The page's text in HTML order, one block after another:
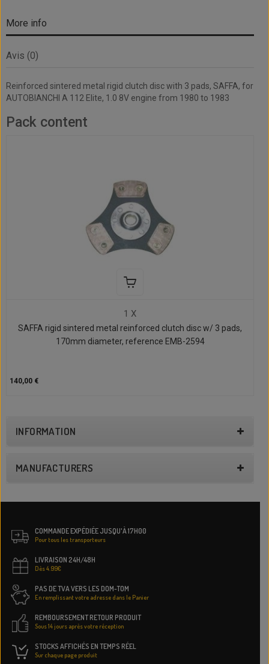
More info
Avis (0)
Reinforced sintered metal rigid clutch disc with 3 pads, SAFFA, for
AUTOBIANCHI A 112 Elite, 1.0 8V engine from 1980 to 1983
Pack content
1 X
SAFFA rigid sintered metal reinforced clutch disc w/ 3 pads,
170mm diameter, reference EMB-2594
140,00 €
INFORMATION
MANUFACTURERS
COMMANDE EXPÉDIÉE JUSQU'À 17H00
Pour tous les transporteurs
LIVRAISON 24H/48H
Dès 4.99€
PAS DE TVA VERS LES DOM-TOM
En remplissant votre adresse dans le Panier
REMBOURSEMENT RETOUR PRODUIT
Sous 14 jours après votre réception
STOCKS AFFICHÉS EN TEMPS RÉEL
Sur chaque page produit